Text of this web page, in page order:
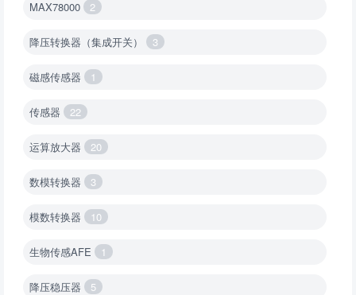
MAX78000 2
降压转换器（集成开关） 3
磁感传感器 1
传感器 22
运算放大器 20
数模转换器 3
模数转换器 10
生物传感AFE 1
降压稳压器 5